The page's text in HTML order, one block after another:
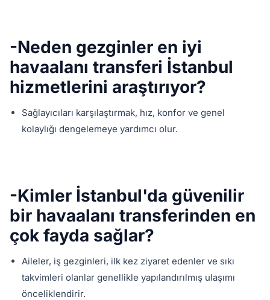
-Neden gezginler en iyi
havaalanı transferi İstanbul
hizmetlerini araştırıyor?
Sağlayıcıları karşılaştırmak, hız, konfor ve genel
kolaylığı dengelemeye yardımcı olur.
-Kimler İstanbul'da güvenilir
bir havaalanı transferinden en
çok fayda sağlar?
Aileler, iş gezginleri, ilk kez ziyaret edenler ve sıkı
takvimleri olanlar genellikle yapılandırılmış ulaşımı
önceliklendirir.